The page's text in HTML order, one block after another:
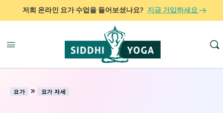
저희 온라인 요가 수업을 들어보셨나요? 지금 가입하세요
요가 » 요가 자세